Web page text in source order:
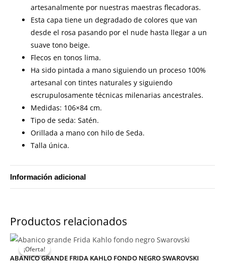
artesanalmente por nuestras maestras flecadoras.
Esta capa tiene un degradado de colores que van
desde el rosa pasando por el nude hasta llegar a un
suave tono beige.
Flecos en tonos lima.
Ha sido pintada a mano siguiendo un proceso 100%
artesanal con tintes naturales y siguiendo
escrupulosamente técnicas milenarias ancestrales.
Medidas: 106×84 cm.
Tipo de seda: Satén.
Orillada a mano con hilo de Seda.
Talla única.
Información adicional
Productos relacionados
¡Oferta!
¡Oferta!
ABANICO GRANDE FRIDA KAHLO FONDO NEGRO SWAROVSKI